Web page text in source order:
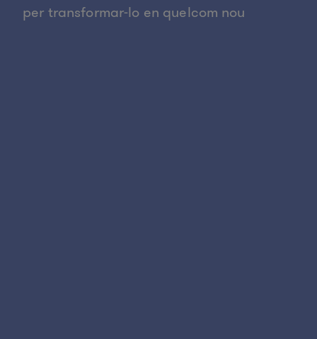
per transformar-lo en quelcom nou